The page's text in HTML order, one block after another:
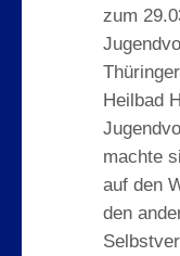
zum
Heilbad
machte
auf den
den